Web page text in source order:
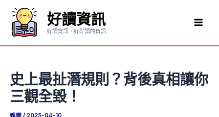
要
好讀資訊
好讀資訊，好好讀的資訊
史上最扯潛規則？背後真相讓你
三觀全毀！
娛樂 / 2025-04-10